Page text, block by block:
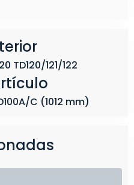
TD120/121/122
C (1012 mm)